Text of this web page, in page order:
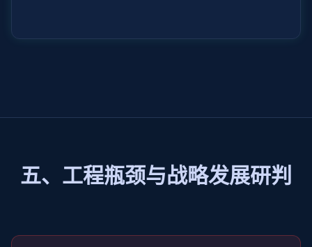
五、工程瓶颈与战略发展研判